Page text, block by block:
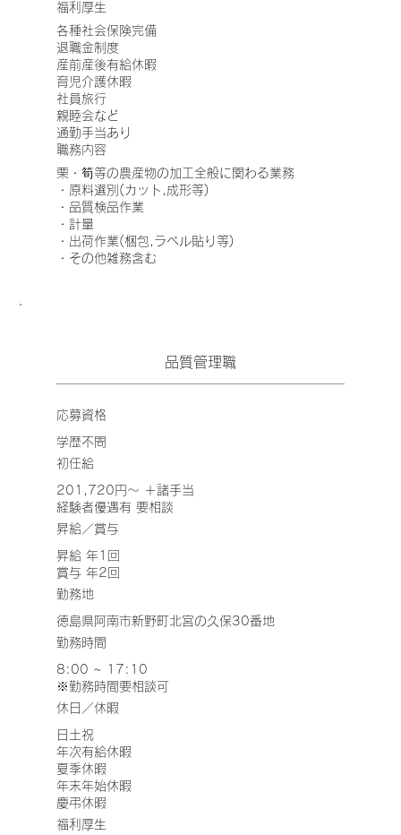
​学歴不問
応募資格
201,720円～ ＋諸手当
経験者優遇有 要相談
​初任給
昇給 年1回
賞与 年2回
昇給／賞与
徳島県阿南市新野町北宮の久保30番地
勤務地
8:00 ~ 17:10
※勤務時間要相談可​
勤務時間
日土祝
年次有給休暇
夏季休暇
年末年始休暇
慶弔休暇
休日／休暇
福利厚生
品質管理職
各種社会保険完備
退職金制度
産前産後有給休暇
育児介護休暇
社員旅行
親睦会など
通勤手当あり
福利厚生
栗・筍等の農産物の加工全般に関わる業務
・原料選別(カット,成形等)
・品質検品作業
​・計量
・出荷作業(梱包,ラベル貼り等)
​・その他雑務含む
職務内容